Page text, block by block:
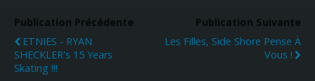
Publication Précédente
ETNIES - RYAN
SHECKLER's 15 Years
Skating !!!
Publication Suivante
Les Filles, Side Shore Pense À
Vous !